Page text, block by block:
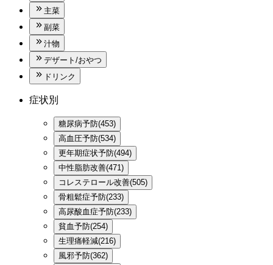
主菜
副菜
汁物
デザート/おやつ
ドリンク
症状別
糖尿病予防(453)
高血圧予防(534)
更年期症状予防(494)
中性脂肪改善(471)
コレステロール改善(505)
骨粗鬆症予防(233)
高尿酸血症予防(233)
貧血予防(254)
生理痛軽減(216)
風邪予防(362)